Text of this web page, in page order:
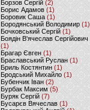
Борзов Сергiй (2)
Борис Адамов(1)
Боровик Саша (1)
Бородянський Володимир (1)
Бочковський Сергій (1)
Боядін В'ячеслав Сергійович
(1)
Брагар Євген (1)
Браславський Руслан (1)
Бриль Костянтин (1)
Бродський Михайло (1)
Бубенчик Іван(2)
Бурбак Максим (5)
Буряк Сергій (7)
Бусарєв Вячеслав (1)